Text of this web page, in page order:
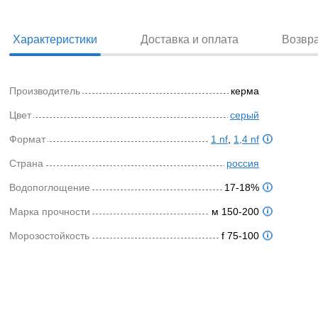
Характеристики Доставка и оплата
Производитель керма
Цвет серый
Формат 1 nf 1,4 nf
Страна россия
Водопоглощение 17-18%
Марка прочности м 150-200
Морозостойкость f 75-100